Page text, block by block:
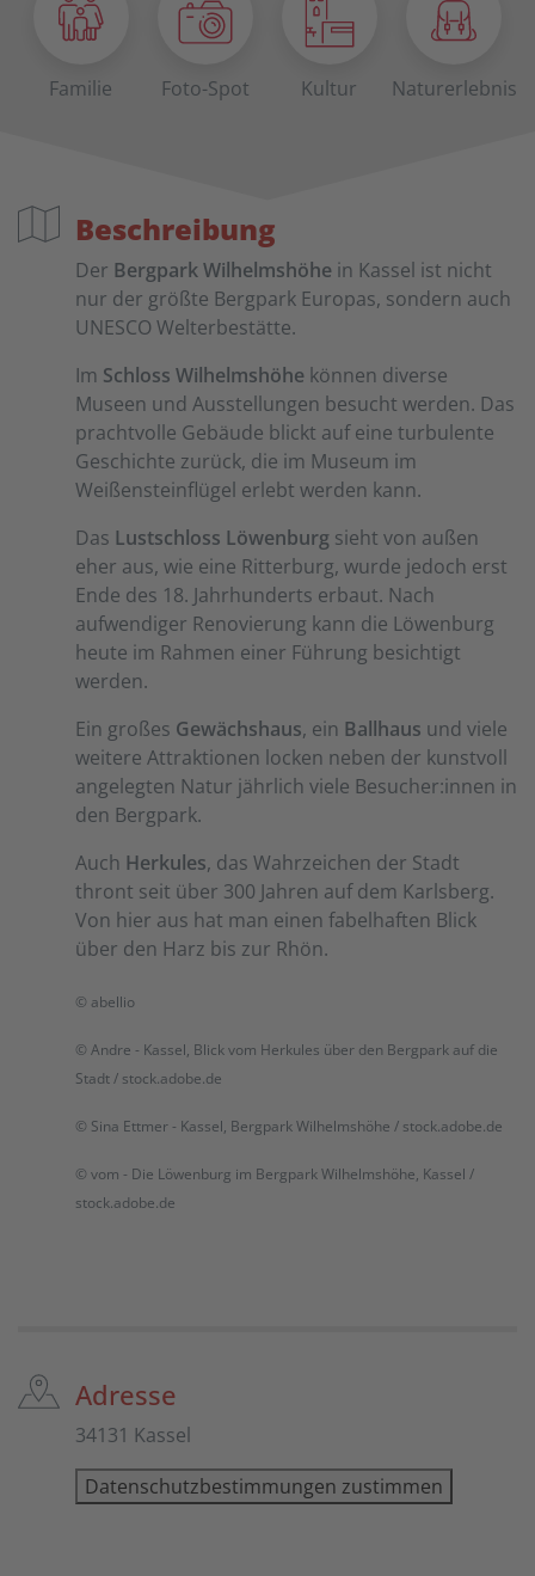
Familie Foto-Spot Kultur Naturerlebnis
Beschreibung
Der Bergpark Wilhelmshöhe in Kassel ist nicht
nur der größte Bergpark Europas, sondern auch
UNESCO Welterbestätte.
Im Schloss Wilhelmshöhe können diverse
Museen und Ausstellungen besucht werden. Das
prachtvolle Gebäude blickt auf eine turbulente
Geschichte zurück, die im Museum im
Weißensteinflügel erlebt werden kann.
Das Lustschloss Löwenburg sieht von außen
eher aus, wie eine Ritterburg, wurde jedoch erst
Ende des 18. Jahrhunderts erbaut. Nach
aufwendiger Renovierung kann die Löwenburg
heute im Rahmen einer Führung besichtigt
werden.
Ein großes Gewächshaus, ein Ballhaus und viele
weitere Attraktionen locken neben der kunstvoll
angelegten Natur jährlich viele Besucher:innen in
den Bergpark.
Auch Herkules, das Wahrzeichen der Stadt
thront seit über 300 Jahren auf dem Karlsberg.
Von hier aus hat man einen fabelhaften Blick
über den Harz bis zur Rhön.
© abellio
© Andre - Kassel, Blick vom Herkules über den Bergpark auf die
Stadt / stock.adobe.de
© Sina Ettmer - Kassel, Bergpark Wilhelmshöhe / stock.adobe.de
© vom - Die Löwenburg im Bergpark Wilhelmshöhe, Kassel /
stock.adobe.de
Adresse
34131 Kassel
Datenschutzbestimmungen zustimmen